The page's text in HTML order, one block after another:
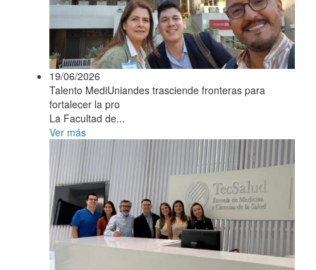
19/06/2026
Talento MediUniandes trasciende fronteras para
fortalecer la pro
La Facultad de...
Ver más